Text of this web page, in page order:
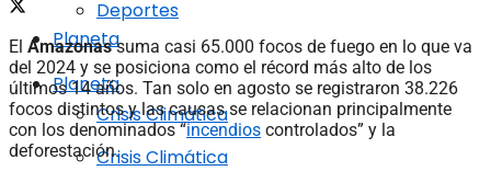
Planeta
Crisis Climática
Deportes
Planeta
Crisis Climática
El Amazonassuma casi 65.000 focos de fuego en lo que va
del 2024 y se posiciona como el récord más alto de los
últimos 14 años. Tan solo en agosto se registraron 38.226
focos distintos y las causas se relacionan principalmente
con los denominados “incendios controlados” y la
deforestación.